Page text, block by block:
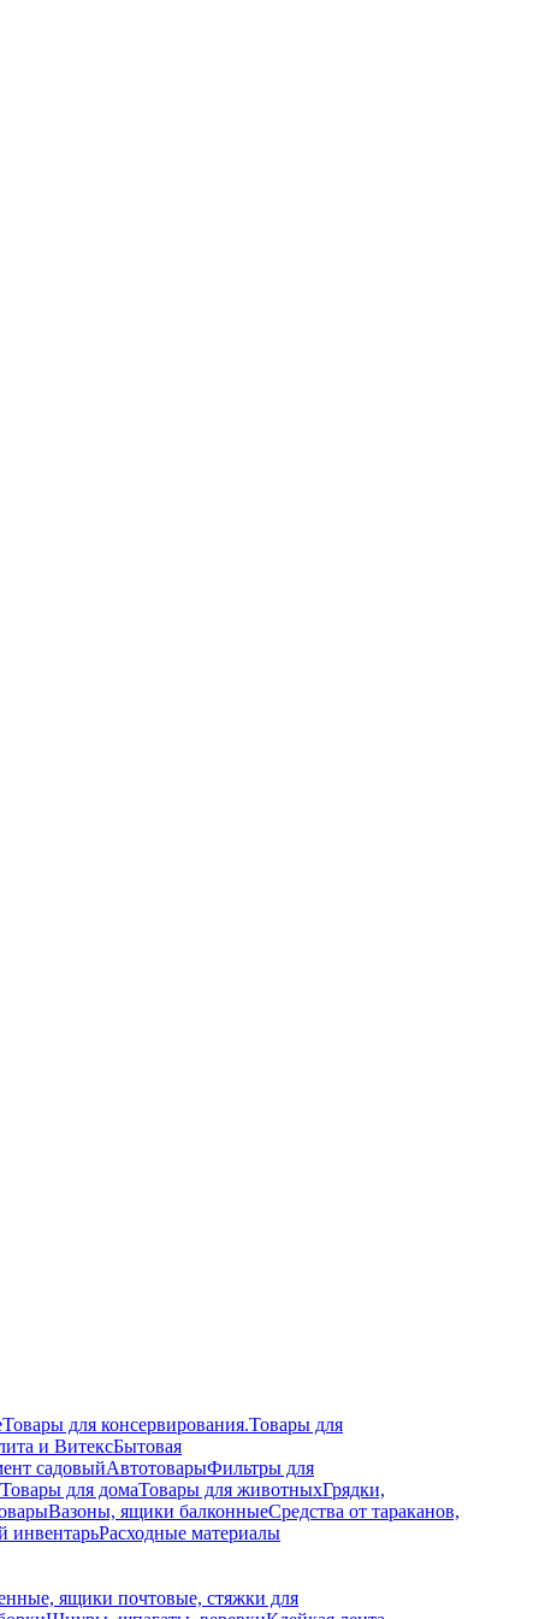
Товары для консервирования.Товары для
и ВитексБытовая
садовыйАвтотоварыФильтры для
Товары для домаТовары для животныхГрядки,
Вазоны, ящики балконныеСредства от тараканов,
инвентарьРасходные материалы
ящики почтовые, стяжки для